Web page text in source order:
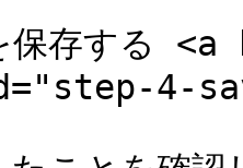
保存する
4-